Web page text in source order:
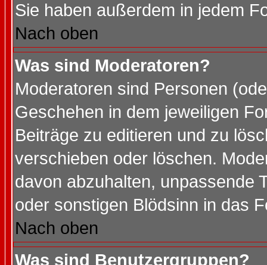
Sie haben außerdem in jedem
Nach oben
Was sind Moderatoren?
Moderatoren sind Personen
Geschehen in dem jeweiligen
Beiträge zu editieren und zu
verschieben oder löschen.
davon abzuhalten, unpassende
oder sonstigen Blödsinn in das
Nach oben
Was sind Benutzergruppen?